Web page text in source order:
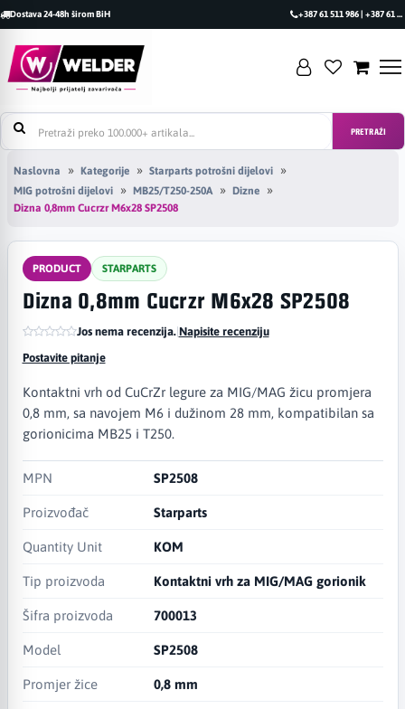
Dostava 24-48h širom BiH +387 61 511 986 | +387 61 493 470
PRETRAŽI
Naslovna Kategorije
Starparts potrošni dijelovi
MIG potrošni dijelovi
MB25/T250-250A
Dizne
Dizna 0,8mm Cucrzr M6x28 SP2508
PRODUCT STARPARTS
Dizna 0,8mm Cucrzr M6x28 SP2508
Jos nema recenzija.|Napisite recenziju
Postavite pitanje
Kontaktni vrh od CuCrZr legure za MIG/MAG žicu promjera
0,8 mm, sa navojem M6 i dužinom 28 mm, kompatibilan sa
gorionicima MB25 i T250.
MPN SP2508
Proizvođač Starparts
Quantity Unit KOM
Tip proizvoda Kontaktni vrh za MIG/MAG gorionik
Šifra proizvoda 700013
Model SP2508
Promjer žice 0,8 mm